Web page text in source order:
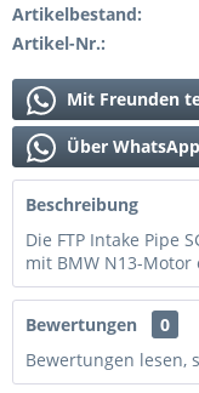
Artikelbestand:
Artikel-Nr.:
Mit Freunden
Über
Beschreibung
Die FTP Intake Pipe
mit BMW N13-Motor
Bewertungen
0
Bewertungen lesen,